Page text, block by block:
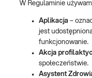
W Regulaminie
Aplikacja –
jest
funkcjonowanie.
Akcja
społeczeństwie.
Asystent